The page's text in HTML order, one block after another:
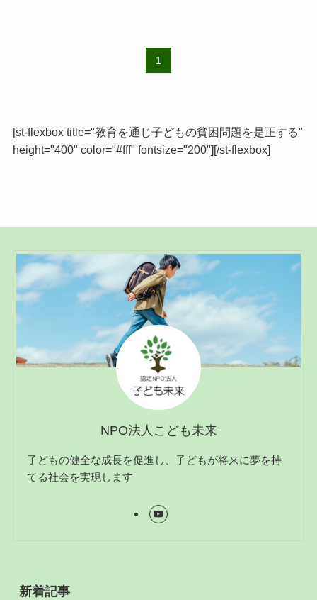
1
[st-flexbox title="教育を通じ子どもの貧困問題を是正する"
height="400" color="#fff" fontsize="200"][/st-flexbox]
NPO法人こども未来
子どもの健全な成長を促進し、子どもが将来に夢を持
てる社会を実現します
新着記事